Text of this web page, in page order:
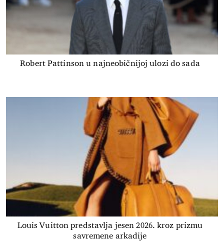
Robert Pattinson u najneobičnijoj ulozi do sada
Louis Vuitton predstavlja jesen 2026. kroz prizmu
savremene arkadije